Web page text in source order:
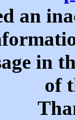
an
in
of